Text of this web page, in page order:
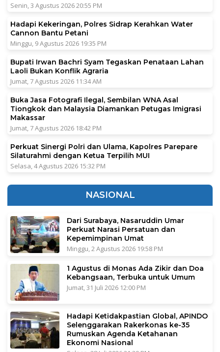
Senin, 3 Agustus 2026 20:55 PM
Hadapi Kekeringan, Polres Sidrap Kerahkan Water
Cannon Bantu Petani
Minggu, 9 Agustus 2026 19:35 PM
Bupati Irwan Bachri Syam Tegaskan Penataan Lahan
Laoli Bukan Konflik Agraria
Jumat, 7 Agustus 2026 11:34 AM
Buka Jasa Fotografi Ilegal, Sembilan WNA Asal
Tiongkok dan Malaysia Diamankan Petugas Imigrasi
Makassar
Jumat, 7 Agustus 2026 18:42 PM
Perkuat Sinergi Polri dan Ulama, Kapolres Parepare
Silaturahmi dengan Ketua Terpilih MUI
Selasa, 4 Agustus 2026 15:32 PM
NASIONAL
Dari Surabaya, Nasaruddin Umar
Perkuat Narasi Persatuan dan
Kepemimpinan Umat
Minggu, 2 Agustus 2026 19:58 PM
1 Agustus di Monas Ada Zikir dan Doa
Kebangsaan, Terbuka untuk Umum
Jumat, 31 Juli 2026 12:00 PM
Hadapi Ketidakpastian Global, APINDO
Selenggarakan Rakerkonas ke-35
Rumuskan Agenda Ketahanan
Ekonomi Nasional